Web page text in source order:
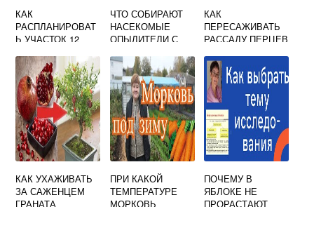
КАК
РАСПЛАНИРОВАТ
Ь УЧАСТОК 12
ПРЯМОУГОЛЬНЫЙ
ПОД САД И
ОГОРОД С ЗОНОЙ
ОТДЫХА
ЧТО СОБИРАЮТ
НАСЕКОМЫЕ
ОПЫЛИТЕЛИ С
КЛАСС ОТВЕТ
КАК
ПЕРЕСАЖИВАТЬ
РАССАДУ ПЕРЦЕВ
КАК УХАЖИВАТЬ
ЗА САЖЕНЦЕМ
ГРАНАТА
ПРИ КАКОЙ
ТЕМПЕРАТУРЕ
МОРКОВЬ
ПОЧЕМУ В
ЯБЛОКЕ НЕ
ПРОРАСТАЮТ